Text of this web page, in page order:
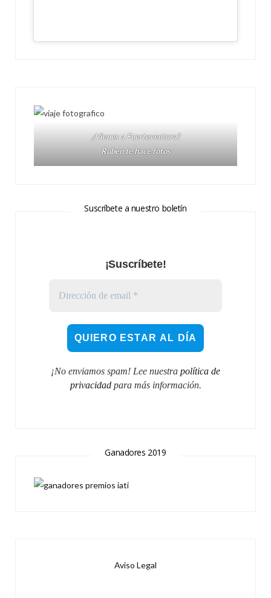
¿Vienes a Fuerteventura?
Ruben te hace fotos
Suscríbete a nuestro boletín
¡Suscríbete!
¡No enviamos spam! Lee nuestra política de
privacidadpara más información.
Ganadores 2019
Aviso Legal